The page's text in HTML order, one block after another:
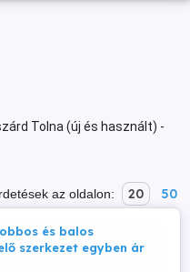
Tolna (új és használt) -
az oldalon: 20 50
és balos
szerkezet egyben ár